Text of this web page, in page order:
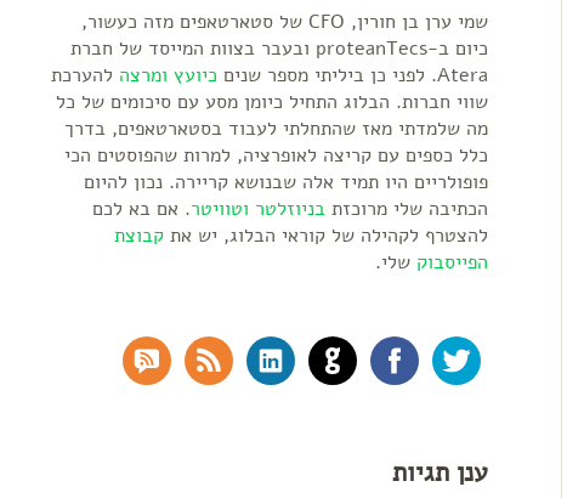
שמי ערן בן חורין, CFO של סטארטאפים מזה כעשור,
כיום ב-proteanTecs ובעבר בצוות המייסד של חברת
Atera. לפני כן ביליתי מספר שנים
כיועץ ומרצה להערכת
שווי חברות. הבלוג התחיל כיומן מסע עם סיכומים של כל
מה שלמדתי מאז שהתחלתי לעבוד בסטארטאפים, בדרך
כלל כספים עם קריצה לאופרציה, למרות שהפוסטים הכי
פופולריים היו תמיד אלה שבנושא קריירה. נכון להיום
הכתיבה שלי מרוכזת בניוזלטר וטוויטר. אם בא לכם
להצטרף לקהילה של קוראי הבלוג, יש את קבוצת
הפייסבוק שלי.
Twitter
Facebook
GitHub
LinkedIn
RSS Feed
ענן תגיות